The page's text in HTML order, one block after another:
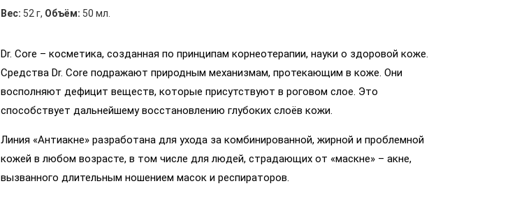
Вес: 52 г, Объём: 50 мл.
Dr. Core – косметика, созданная по принципам корнеотерапии, науки о здоровой коже.
Средства Dr. Core подражают природным механизмам, протекающим в коже. Они
восполняют дефицит веществ, которые присутствуют в роговом слое. Это
способствует дальнейшему восстановлению глубоких слоёв кожи.
Линия «Антиакне» разработана для ухода за комбинированной, жирной и проблемной
кожей в любом возрасте, в том числе для людей, страдающих от «маскне» – акне,
вызванного длительным ношением масок и респираторов.